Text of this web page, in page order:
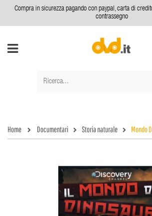
Compra in sicurezza pagando con paypal, carta di
contrassegno
Home Documentari Storia naturale Mondo